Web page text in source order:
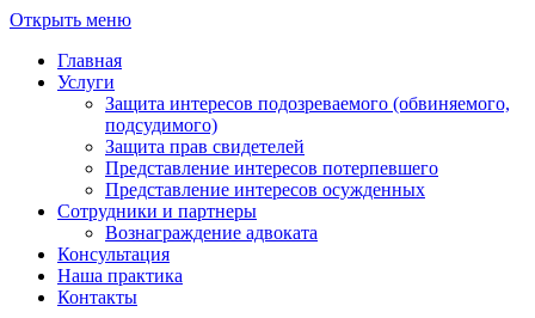
Открыть меню
Главная
Услуги
Защита интересов подозреваемого (обвиняемого,
подсудимого)
Защита прав свидетелей
Представление интересов потерпевшего
Представление интересов осужденных
Сотрудники и партнеры
Вознаграждение адвоката
Консультация
Наша практика
Контакты